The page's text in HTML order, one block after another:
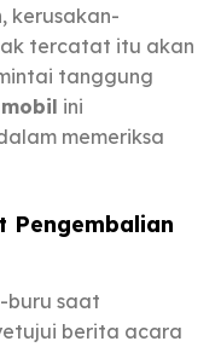
kerusakan-
tercatat itu akan
tanggung
ini
memeriksa
Pengembalian
buru saat
berita acara